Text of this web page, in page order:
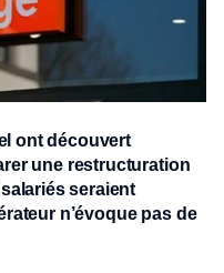
ont découvert
une restructuration
seraient
n’évoque pas de